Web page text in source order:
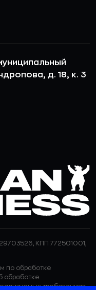
д. 18, к. 3
КПП 772501001,
по обработке
обработке
требованиях